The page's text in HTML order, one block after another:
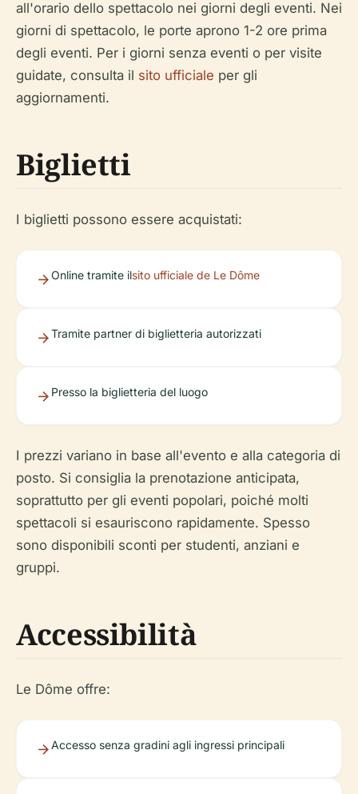
all'orario dello spettacolo nei giorni degli eventi. Nei
giorni di spettacolo, le porte aprono 1-2 ore prima
degli eventi. Per i giorni senza eventi o per visite
guidate, consulta il sito ufficiale per gli
aggiornamenti.
Biglietti
I biglietti possono essere acquistati:
Online tramite ilsito ufficiale de Le Dôme
Tramite partner di biglietteria autorizzati
Presso la biglietteria del luogo
I prezzi variano in base all'evento e alla categoria di
posto. Si consiglia la prenotazione anticipata,
soprattutto per gli eventi popolari, poiché molti
spettacoli si esauriscono rapidamente. Spesso
sono disponibili sconti per studenti, anziani e
gruppi.
Accessibilità
Le Dôme offre:
Accesso senza gradini agli ingressi principali